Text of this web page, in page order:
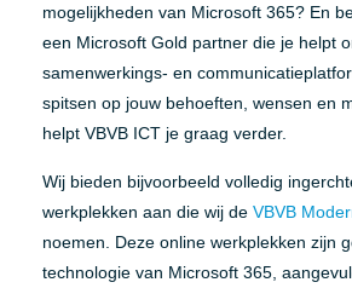
mogelijkheden van Microsoft 365? En
een Microsoft Gold partner die je helpt
samenwerkings- en
spitsen op jouw behoeften, wensen en
helpt VBVB ICT je graag verder.
Wij bieden bijvoorbeeld volledig
werkplekken aan die wij de VBVB
noemen. Deze online werkplekken zijn
technologie van Microsoft 365,